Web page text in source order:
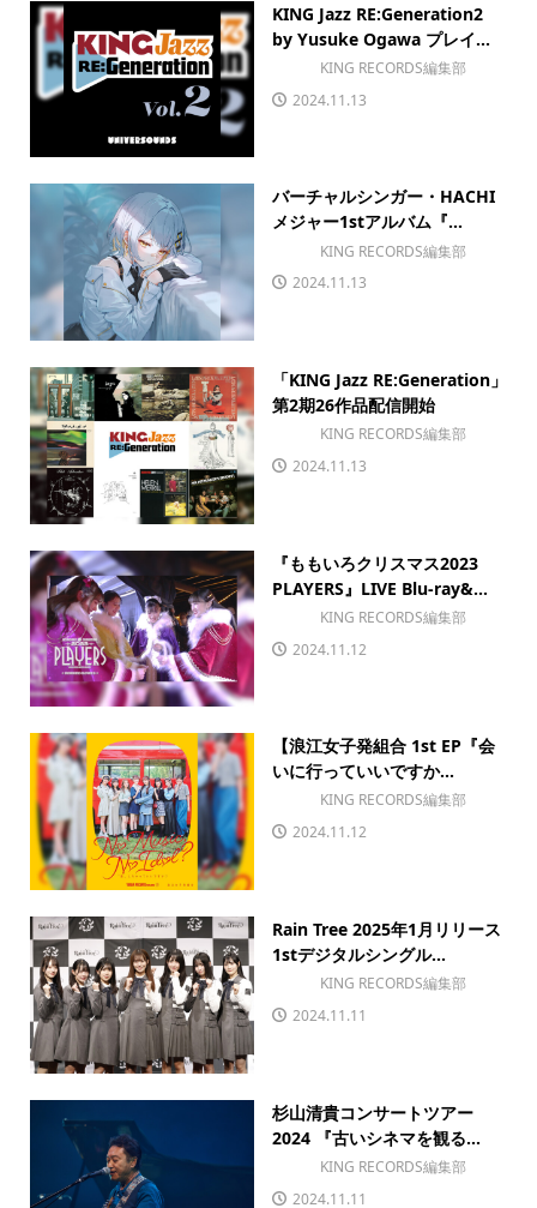
KING Jazz RE:Generation2
by Yusuke Ogawa プレイ...
KING RECORDS編集部
2024.11.13
バーチャルシンガー・HACHI
メジャー1stアルバム『...
KING RECORDS編集部
2024.11.13
「KING Jazz RE:Generation」
第2期26作品配信開始
KING RECORDS編集部
2024.11.13
『ももいろクリスマス2023
PLAYERS』LIVE Blu-ray&...
KING RECORDS編集部
2024.11.12
【浪江女子発組合 1st EP『会
いに行っていいですか...
KING RECORDS編集部
2024.11.12
Rain Tree 2025年1月リリース
1stデジタルシングル...
KING RECORDS編集部
2024.11.11
杉山清貴コンサートツアー
2024 『古いシネマを観る...
KING RECORDS編集部
2024.11.11